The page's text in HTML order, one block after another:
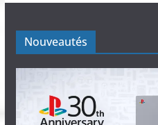
Nouveautés